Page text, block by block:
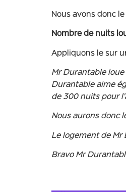
Nous avons donc
Nombre de nuits
Appliquons le sur
Mr Durantable loue
Durantable aime
de 300 nuits pour
Nous aurons donc
Le logement de Mr
Bravo Mr